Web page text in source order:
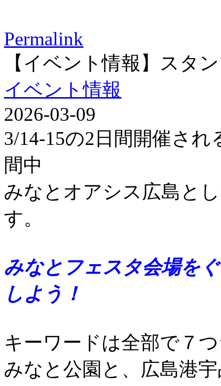
Permalink
【イベント情報】スタ
イベント情報
2026-03-09
3/14-15の2日間開催さ
間中
みなとオアシス広島と
す。
みなとフェスタ会場を
しよう！
キーワードは全部
みなと公園と、広島港